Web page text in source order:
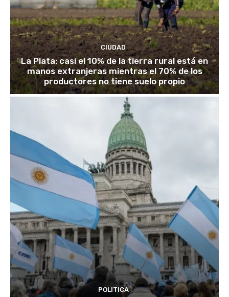
CIUDAD
La Plata: casi el 10% de la tierra rural está en
manos extranjeras mientras el 70% de los
productores no tiene suelo propio
POLITICA